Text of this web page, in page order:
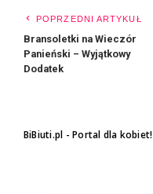
POPRZEDNI ARTYKUŁ
Bransoletki na Wieczór
Panieński – Wyjątkowy
Dodatek
BiBiuti.pl - Portal dla kobiet!